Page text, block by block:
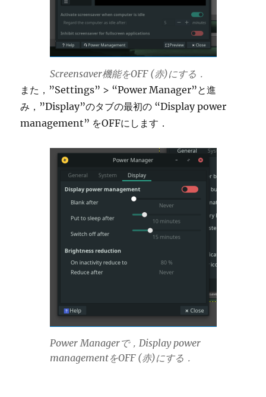
Screensaver機能をOFF (赤)にする．
また，”Settings” > “Power Manager”と進
み，”Display”のタブの最初の “Display power
management” をOFFにします．
Power Managerで，Display power
managementをOFF (赤)にする．